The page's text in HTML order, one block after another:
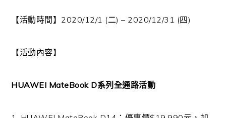
【活動時間】2020/12/1 (二) – 2020/12/31 (四)
【活動內容】
HUAWEI MateBook D系列全通路活動